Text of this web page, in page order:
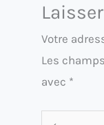
Votre
Les
avec *